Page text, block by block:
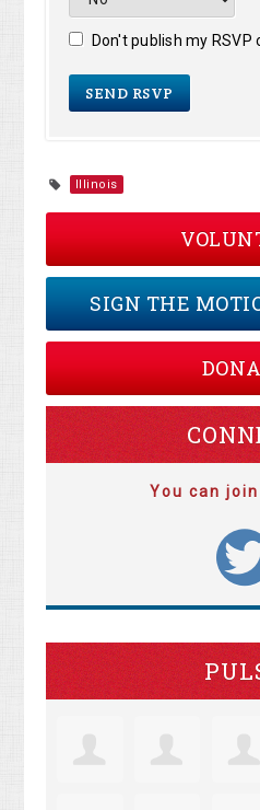
Don't publish my RSVP
Illinois
SIGN THE
You can